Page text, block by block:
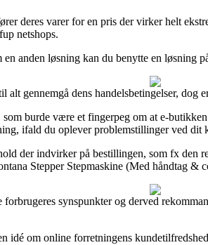
deres varer for en pris der virker helt
netshops.
anden løsning kan du benytte en
gennemgå dens handelsbetingelser, dog
burde være et fingerpeg om at e-
ifald du oplever problemstillinger ved dit
der indvirker på bestillingen, som fx den
Stepper Stepmaskine (Med håndtag &
synspunkter og derved
om online forretningens